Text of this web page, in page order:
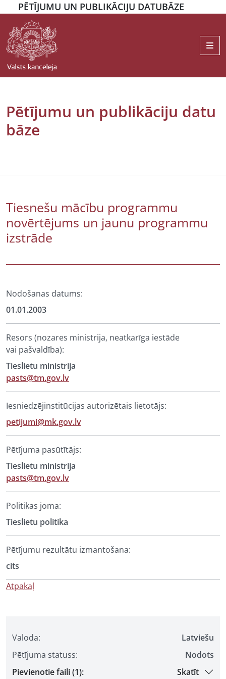
PĒTĪJUMU UN PUBLIKĀCIJU DATUBĀZE
Pētījumu un publikāciju datu
bāze
Valoda:
Latviešu
Pētījuma statuss:
Nodots
Pievienotie faili (1):
Skatīt
Tiesnešu mācību programmu
novērtējums un jaunu programmu
izstrāde
Nodošanas datums:
01.01.2003
Resors (nozares ministrija, neatkarīga iestāde
vai pašvaldība):
Tieslietu ministrija
pasts@tm.gov.lv
Iesniedzējinstitūcijas autorizētais lietotājs:
petijumi@mk.gov.lv
Pētījuma pasūtītājs:
Tieslietu ministrija
pasts@tm.gov.lv
Politikas joma:
Tieslietu politika
Pētījumu rezultātu izmantošana:
cits
Atpakaļ